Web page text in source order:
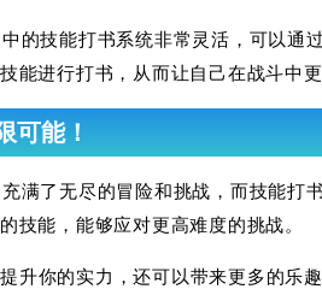
的技能打书系统非常灵活，可以通
能进行打书，从而让自己在战斗中
可能！
满了无尽的冒险和挑战，而技能打
技能，能够应对更高难度的挑战。
升你的实力，还可以带来更多的乐